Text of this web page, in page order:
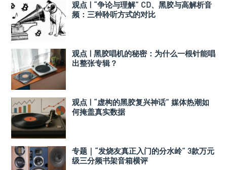
观点 | “争论与理解” CD、黑胶与高解析音
频：三种聆听方式的对比
观点 | 黑胶唱机的秘密：为什么一根针能唱
出整张专辑？
观点 | “虚构的黑胶复兴神话” 媒体热潮如
何掩盖真实数据
专题｜“发烧友真正入门的分水岭” 3款万元
级三分频书架音箱横评